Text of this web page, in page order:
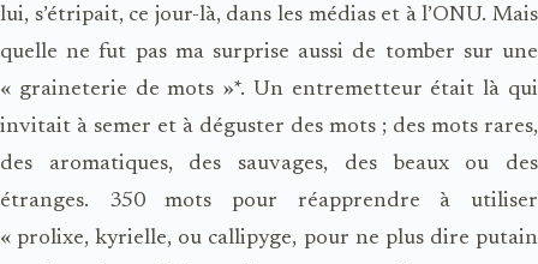
lui, s’étripait, ce jour-là, dans les médias et à l’ONU. Mais
quelle ne fut pas ma surprise aussi de tomber sur une
« graineterie de mots »*. Un entremetteur était là qui
invitait à semer et à déguster des mots ; des mots rares,
des aromatiques, des sauvages, des beaux ou des
étranges. 350 mots pour réapprendre à utiliser
« prolixe, kyrielle, ou callipyge, pour ne plus dire putain